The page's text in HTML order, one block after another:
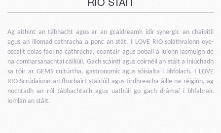
Ag aithint an tábhacht agus ar an gcaidreamh idir synergic an chaipitil
agus an iliomad cathracha a ponc an stát, I LOVE RIO soláthraíonn eye-
oscailt eolas faoi na cathracha, ceantair agus pobail a luíonn lasmuigh de
na comharsanachtaí cáiliúil. Gach scáintí agus coirnéil an stáit a iniúchadh
sa tóir ar GEMS cultúrtha, gastronomic agus sóisialta i bhfolach. I LOVE
RIO Scrúdaíonn an fhorbairt stairiúil agus tírdhreacha áille na réigiún, ag
nochtadh an ról tábhachtach agus uathúil go gach drámaí i bhfabraic
iomlán an stáit.